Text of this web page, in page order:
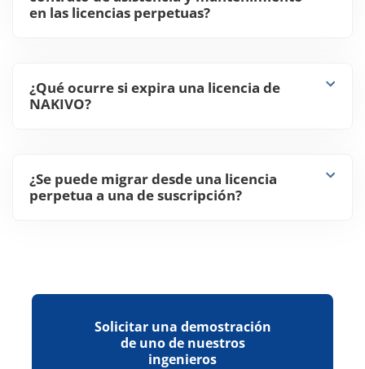
en las licencias perpetuas?
¿Qué ocurre si expira una licencia de
NAKIVO?
¿Se puede migrar desde una licencia
perpetua a una de suscripción?
Solicitar una demostración
de uno de nuestros
ingenieros